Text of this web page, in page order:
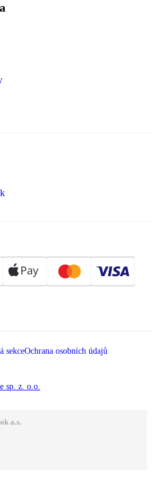
sekceOchrana osobních údajů
sp. z. o.o.
a.s.